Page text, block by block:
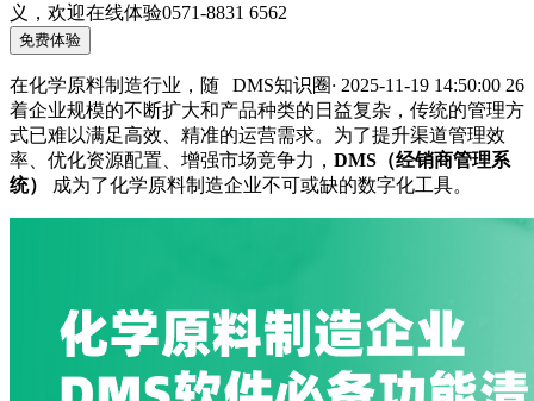
义，欢迎在线体验0571-8831 6562
免费体验
DMS知识圈· 2025-11-19 14:50:00 26
在化学原料制造行业，随
着企业规模的不断扩大和产品种类的日益复杂，传统的管理方
式已难以满足高效、精准的运营需求。为了提升渠道管理效
率、优化资源配置、增强市场竞争力， DMS（经销商管理系
统）
成为了化学原料制造企业不可或缺的数字化工具。